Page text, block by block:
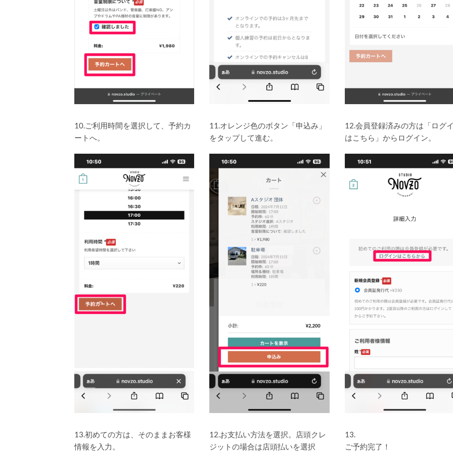
10.ご利用時間を選択して、予約カ
ートへ。
11.オレンジ色のボタン「申込み」
をタップして進む。
12.会員登録済みの方は「ログ
はこちら」からログイン。
13.初めての方は、そのままお客様
情報を入力。
12.お支払い方法を選択。店頭クレ
ジットの場合は店頭払いを選択
13.
ご予約完了！